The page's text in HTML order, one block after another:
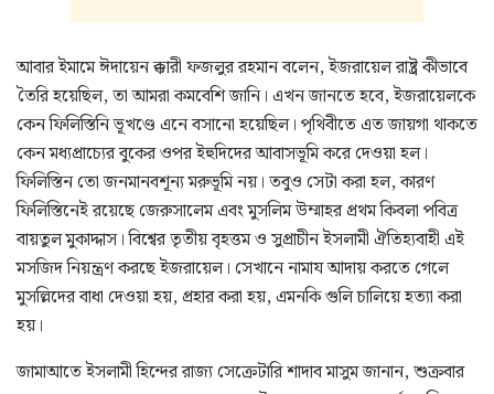
আবার ইমামে ঈদায়েন ক্কারী ফজলুর রহমান বলেন, ইজরায়েল রাষ্ট্র কীভাবে
তৈরি হয়েছিল, তা আমরা কমবেশি জানি। এখন জানতে হবে, ইজরায়েলকে
কেন ফিলিস্তিনি ভূখণ্ডে এনে বসানো হয়েছিল। পৃথিবীতে এত জায়গা থাকতে
কেন মধ্যপ্রাচ্যের বুকের ওপর ইহুদিদের আবাসভূমি করে দেওয়া হল।
ফিলিস্তিন তো জনমানবশূন্য মরুভূমি নয়। তবুও সেটা করা হল, কারণ
ফিলিস্তিনেই রয়েছে জেরুসালেম এবং মুসলিম উম্মাহর প্রথম কিবলা পবিত্র
বায়তুল মুকাদ্দাস। বিশ্বের তৃতীয় বৃহত্তম ও সুপ্রাচীন ইসলামী ঐতিহ্যবাহী এই
মসজিদ নিয়ন্ত্রণ করছে ইজরায়েল। সেখানে নামায আদায় করতে গেলে
মুসল্লিদের বাধা দেওয়া হয়, প্রহার করা হয়, এমনকি গুলি চালিয়ে হত্যা করা
হয়।
জামাআতে ইসলামী হিন্দের রাজ্য সেক্রেটারি শাদাব মাসুম জানান, শুক্রবার